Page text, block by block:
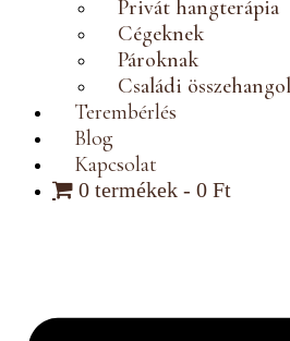
Cégeknek
Pároknak
Családi összehangoló
Terembérlés
Blog
Kapcsolat
0 termékek